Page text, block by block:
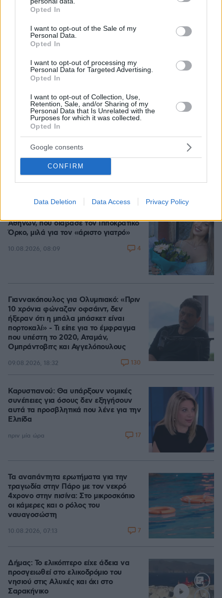
grant or deny consent to Google and its third-party tags to
use your data for below specified purposes in below Google
consent section.
Opted In
I want to opt-out of the Sale of my
Personal Data.
Opted In
I want to opt-out of processing my
Personal Data for Targeted Advertising.
Opted In
I want to opt-out of Collection, Use,
Retention, Sale, and/or Sharing of my
Personal Data that Is Unrelated with the
Purposes for which it was collected.
Opted In
Google consents
CONFIRM
Data Deletion Data Access Privacy Policy
100.00%
Φωτιά στον Κουβαρά Αττικής: Μήνυμα από το 112
οι πυροσβεστικές δυνάμεις
10.08.2026, 08:41
Χάος στη Μέση Ανατολή 5 μήνες από
την έναρξη του πολέμου: Το
στριμωγμένο Ιράν ανεβάζει τον...
λογαριασμό, οι ΗΠΑ χάνουν τον
έλεγχο της επόμενης ημέρας
10.08.2026, 07:24 11
Αθηνών, που διάβασε τον Ιπποκρατικό
Όρκο, μιλά για τον «άριστο γιατρό»
10.08.2026, 08:09 4
Γιαννακόπουλος για Ολυμπιακό: «Πριν
10 χρόνια φώναζαν οφσάιντ, δεν
ήξεραν ότι η μπάλα μπάσκετ είναι
πορτοκαλί» - Τι είπε για το έμφραγμα
που υπέστη το 2020, Αταμάν,
Ομπράντοβιτς και Αγγελόπουλους
09.08.2026, 18:32 130
Καρυστιανού: Θα υπάρξουν νομικές
συνέπειες για όσους δεν εξηγήσουν
αυτά τα προσβλητικά που λένε για την
Ελπίδα
πριν μία ώρα 17
Τα αναπάντητα ερωτήματα για την
τραγωδία στην Πάρο με τον νεκρό
4χρονο στην πισίνα: Στο μικροσκόπιο
οι κάμερες και ο ρόλος του
ναυαγοσώστη
10.08.2026, 07:13 7
Δήμας: Το ελικόπτερο είχε άδεια να
προσγειωθεί στο ελικοδρόμιο του
νησιού στις Αλυκές και όχι στο
Σαρακήνικο